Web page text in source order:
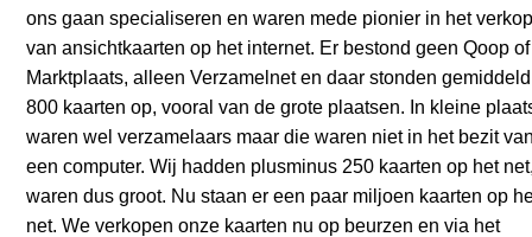
ons gaan specialiseren en waren mede pionier in het
van ansichtkaarten op het internet. Er bestond geen Qoop of
Marktplaats, alleen Verzamelnet en daar stonden gemiddeld
800 kaarten op, vooral van de grote plaatsen. In kleine
waren wel verzamelaars maar die waren niet in het bezit
een computer. Wij hadden plusminus 250 kaarten op het
waren dus groot. Nu staan er een paar miljoen kaarten op
net. We verkopen onze kaarten nu op beurzen en via het